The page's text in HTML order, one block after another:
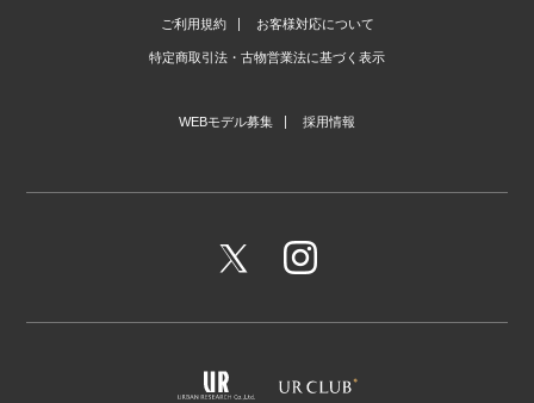
ご利用規約 お客様対応について
特定商取引法・古物営業法に基づく表示
WEBモデル募集 採用情報